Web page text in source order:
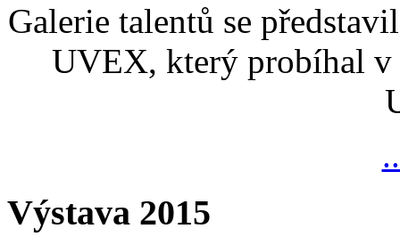
Galerie talentů se
UVEX, který probíhal v
Výstava 2015